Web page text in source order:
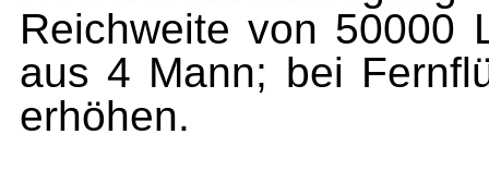
Reichweite von 50000
aus 4 Mann; bei
erhöhen.